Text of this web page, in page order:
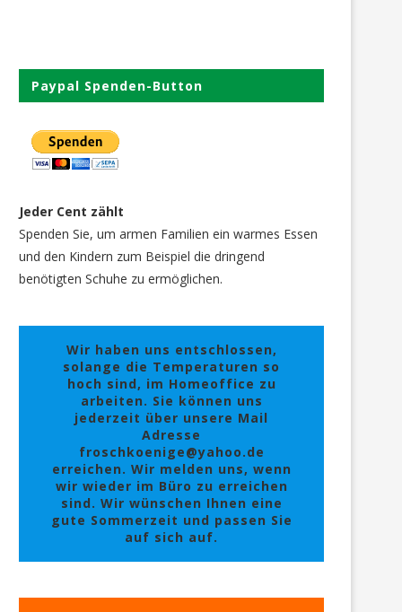
Paypal Spenden-Button
Jeder Cent zählt
Spenden Sie, um armen Familien ein warmes Essen
und den Kindern zum Beispiel die dringend
benötigten Schuhe zu ermöglichen.
Wir haben uns entschlossen,
solange die Temperaturen so
hoch sind, im Homeoffice zu
arbeiten. Sie können uns
jederzeit über unsere Mail
Adresse
froschkoenige@yahoo.de
erreichen. Wir melden uns, wenn
wir wieder im Büro zu erreichen
sind. Wir wünschen Ihnen eine
gute Sommerzeit und passen Sie
auf sich auf.